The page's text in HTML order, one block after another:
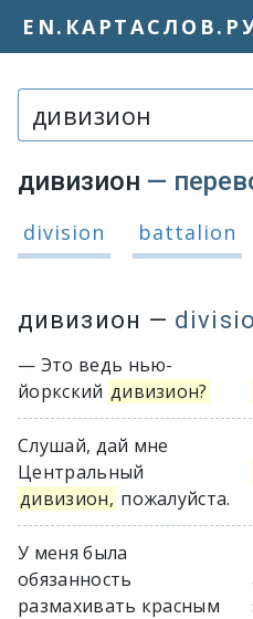
дивизион —
Варианты
division battalion
дивизион —
— Это ведь нью-
йоркский дивизион?
Слушай, дай мне
Центральный
дивизион, пожалуйста.
У меня была
обязанность
размахивать красным